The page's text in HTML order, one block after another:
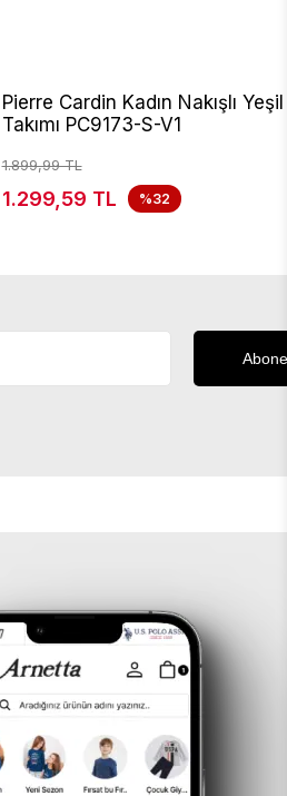
Pierre Cardin Kadın Nakışlı
Takımı PC9173-S-V1
1.899,99 TL
1.299,59 TL %32